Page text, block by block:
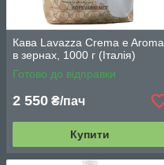
Кава Lavazza Crema e Aroma
в зернах, 1000 г (Італія)
Готово до відправки
2 550 ₴/пач
Купити